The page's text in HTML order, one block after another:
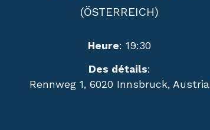
(ÖSTERREICH)
Heure: 19:30
Des détails:
Rennweg 1, 6020 Innsbruck, Austria